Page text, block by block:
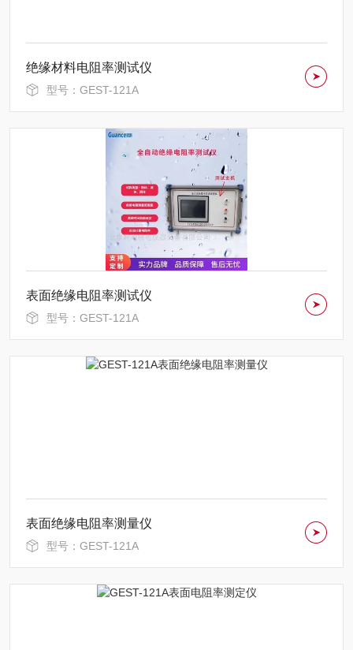
绝缘材料电阻率测试仪
型号：GEST-121A
表面绝缘电阻率测试仪
型号：GEST-121A
表面绝缘电阻率测量仪
型号：GEST-121A